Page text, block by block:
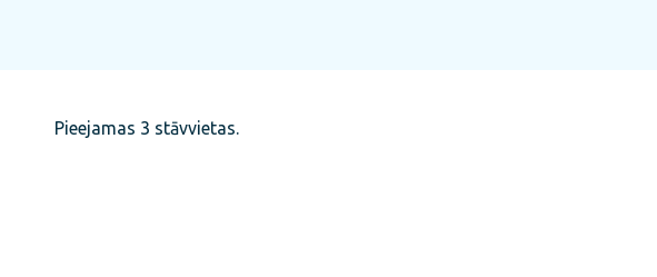
Pieejamas 3 stāvvietas.